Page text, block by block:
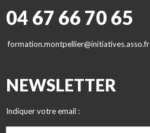
04 67 66 70 65
formation.montpellier@initiatives.asso.fr
NEWSLETTER
Indiquer votre email :